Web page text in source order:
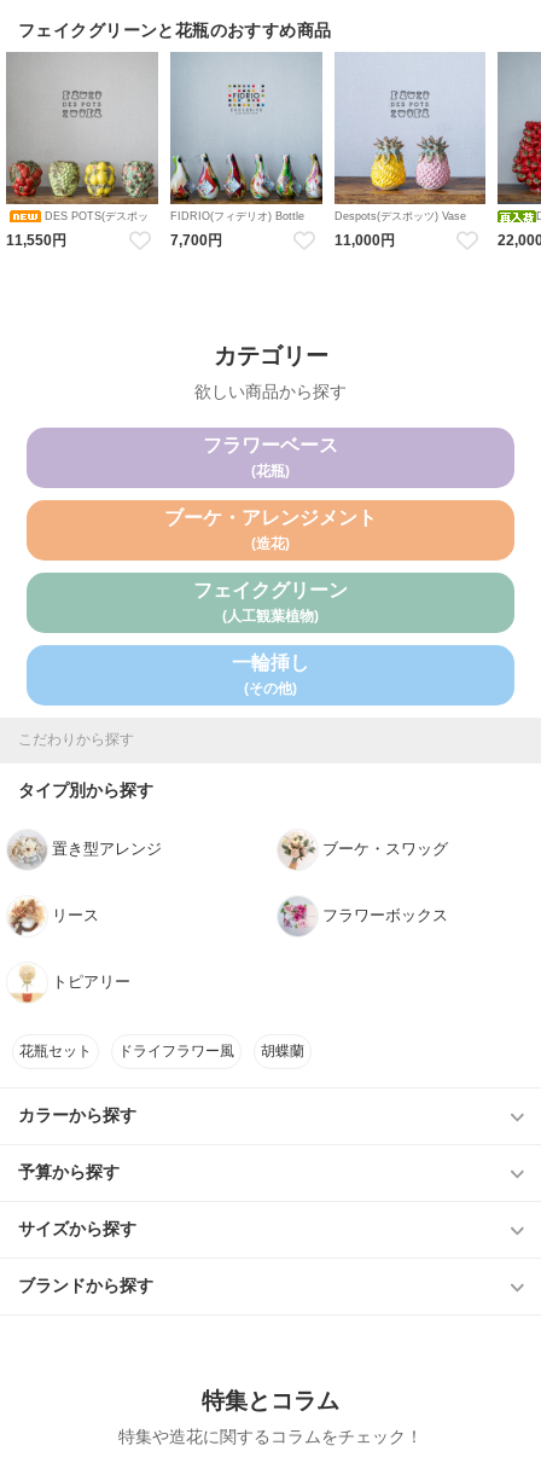
フェイクグリーンと花瓶のおすすめ商品
DES POTS(デスポッ
ツ) vase fruit フラワーベース
陶器 ストロベリー / ブドウ /
レモン / ミックスベリー 花瓶
11,550円
FIDRIO(フィデリオ) Bottle
colours 花瓶 ガラス
7,700円
Despots(デスポッツ) Vase
イナップル フルーツ
11,000円
陶器 い
カテゴリー
欲しい商品から探す
フラワーベース
(花瓶)
ブーケ・アレンジメント
(造花)
フェイクグリーン
(人工観葉植物)
一輪挿し
(その他)
こだわりから探す
タイプ別から探す
置き型アレンジ ブーケ・スワッグ
リース フラワーボックス
トピアリー
花瓶セット ドライフラワー風 胡蝶蘭
カラーから探す
予算から探す
サイズから探す
ブランドから探す
特集とコラム
特集や造花に関するコラムをチェック！